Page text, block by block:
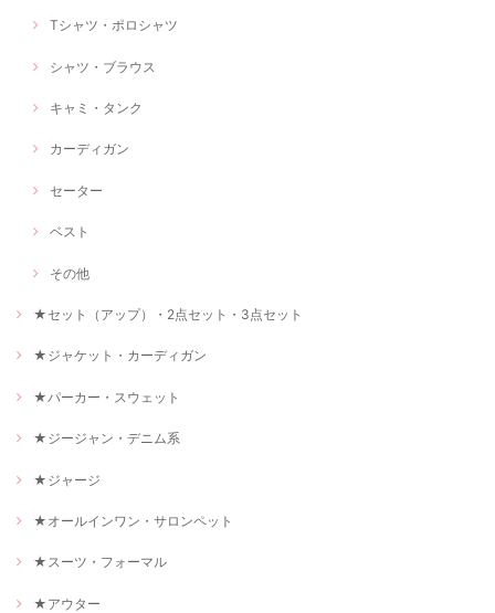
Tシャツ・ポロシャツ
シャツ・ブラウス
キャミ・タンク
カーディガン
セーター
ベスト
その他
★セット（アップ）・2点セット・3点セット
★ジャケット・カーディガン
★パーカー・スウェット
★ジージャン・デニム系
★ジャージ
★オールインワン・サロンペット
★スーツ・フォーマル
★アウター